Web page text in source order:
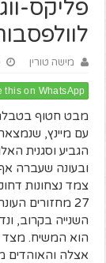
פליקס-
מישה טורין
this on WhatsApp
מבט חטוף בטבלת
עם מיינץ,
הגביע וסגנית
ובעונה שעברה
27 מחזורים
השנייה בקרוב,
הוא המשיח. מצד
אצלה והאוהדים